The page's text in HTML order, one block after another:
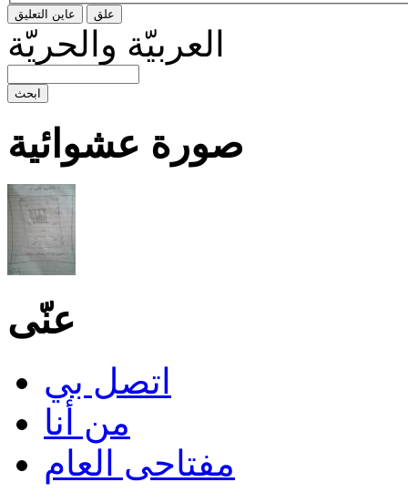
العربيّة والحريّة
صورة عشوائية
عنّى
اتصل بي
من أنا
مفتاحى العام